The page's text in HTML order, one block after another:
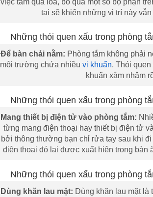
tai sẽ khiến những vị trí này
Để bàn chải nằm: Phòng tắm không phải
môi trường chứa nhiều vi khuẩn. Thói
khuẩn xâm nhâm
Mang thiết bị điện tử vào phòng tắm:
từng mang điện thoại hay thiết bị điện tử
bởi thông thường bạn chỉ rửa tay sau khi
điện thoại đó lại được xuất hiện trong bàn
Dùng khăn lau mặt: Dùng khăn lau mặt là